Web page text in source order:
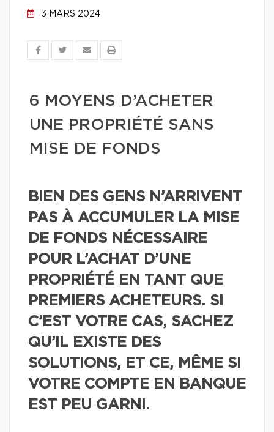
3 MARS 2024
6 MOYENS D’ACHETER
UNE PROPRIÉTÉ SANS
MISE DE FONDS
BIEN DES GENS N’ARRIVENT
PAS À ACCUMULER LA MISE
DE FONDS NÉCESSAIRE
POUR L’ACHAT D’UNE
PROPRIÉTÉ EN TANT QUE
PREMIERS ACHETEURS. SI
C’EST VOTRE CAS, SACHEZ
QU’IL EXISTE DES
SOLUTIONS, ET CE, MÊME SI
VOTRE COMPTE EN BANQUE
EST PEU GARNI.